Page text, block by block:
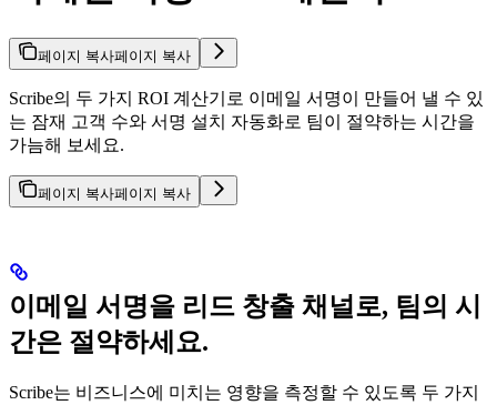
페이지 복사페이지 복사
Scribe의 두 가지 ROI 계산기로 이메일 서명이 만들어 낼 수 있
는 잠재 고객 수와 서명 설치 자동화로 팀이 절약하는 시간을
가늠해 보세요.
페이지 복사페이지 복사
이메일 서명을 리드 창출 채널로, 팀의 시
간은 절약하세요.
Scribe는 비즈니스에 미치는 영향을 측정할 수 있도록 두 가지